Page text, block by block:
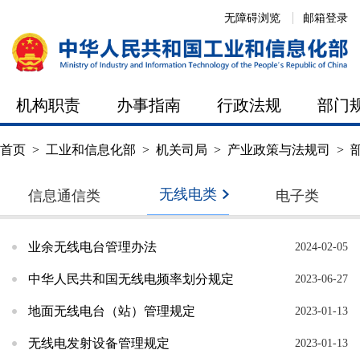
邮箱登录
无障碍浏览
机构职责 办事指南 行政法规 部门
首页 > 工业和信息化部 > 机关司局 > 产业政策与法规司 >
信息通信类 无线电类 电子类
业余无线电台管理办法 2024-02-05
中华人民共和国无线电频率划分规定 2023-06-27
地面无线电台（站）管理规定 2023-01-13
无线电发射设备管理规定 2023-01-13